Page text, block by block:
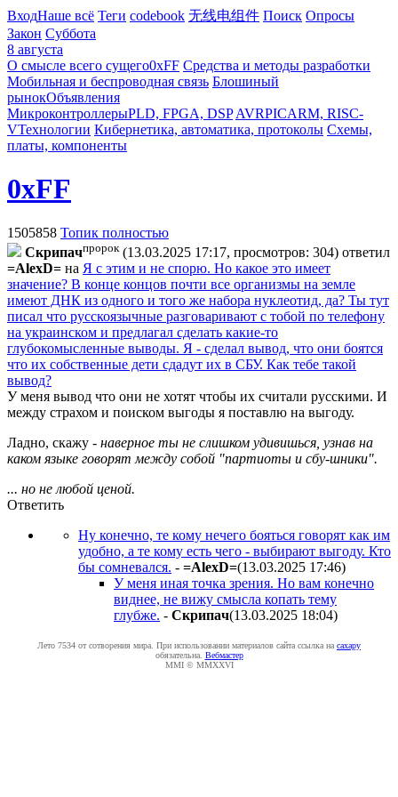
ВходНаше всё Теги codebook 无线电组件 Поиск Опросы
Закон Суббота
8 августа
О смысле всего сущего0xFF Средства и методы разработки
Мобильная и беспроводная связь Блошиный
рынокОбъявления
МикроконтроллерыPLD, FPGA, DSP AVRPICARM, RISC-
VТехнологии Кибернетика, автоматика, протоколы Схемы,
платы, компоненты
0xFF
1505858 Топик полностью
Cкpипaчпророк (13.03.2025 17:17, просмотров: 304) ответил
=AlexD= на Я с этим и не спорю. Но какое это имеет
значение? В конце концов почти все организмы на земле
имеют ДНК из одного и того же набора нуклеотид, да? Ты тут
писал что русскоязычные разговаривают с тобой по телефону
на украинском и предлагал сделать какие-то
глубокомысленные выводы. Я - сделал вывод, что они боятся
что их собственные дети сдадут их в СБУ. Как тебе такой
вывод?
У меня вывод что они не хотят чтобы их считали русскими. И
между страхом и поиском выгоды я поставлю на выгоду.
Ладно, скажу - наверное ты не слишком удивишься, узнав на
каком языке говорят между собой "партиоты и сбу-шники".
... но не любой ценой.
Ответить
Ну конечно, те кому нечего бояться говорят как им
удобно, а те кому есть чего - выбирают выгоду. Кто
бы сомневался. - =AlexD=(13.03.2025 17:46)
У меня иная точка зрения. Но вам конечно
виднее, не вижу смысла копать тему
глубже. - Cкpипaч(13.03.2025 18:04)
Лето 7534 от сотворения мира. При использовании материалов сайта ссылка на caxapу
обязательна. Вебмастер
MMI © MMXXVI